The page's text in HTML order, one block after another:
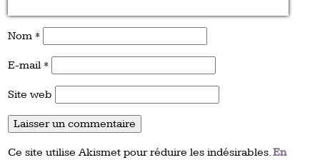
Nom *
E-mail *
Site web
Ce site utilise Akismet pour réduire les indésirables.En